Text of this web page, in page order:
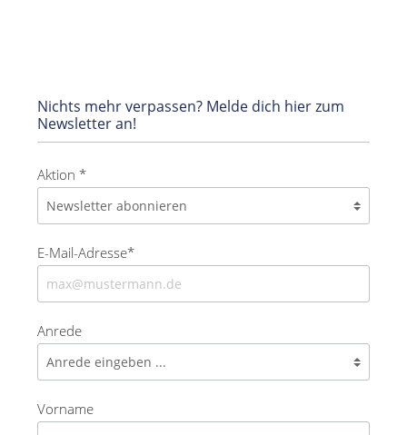
Nichts mehr verpassen? Melde dich hier zum
Newsletter an!
Aktion *
E-Mail-Adresse*
Anrede
Vorname